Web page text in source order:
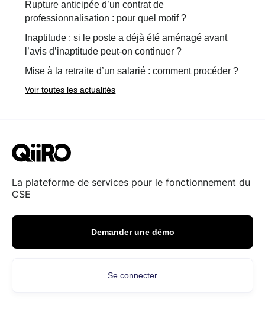
Rupture anticipée d’un contrat de
professionnalisation : pour quel motif ?
Inaptitude : si le poste a déjà été aménagé avant
l’avis d’inaptitude peut-on continuer ?
Mise à la retraite d’un salarié : comment procéder ?
Voir toutes les actualités
La plateforme de services pour le fonctionnement du
CSE
Demander une démo
Se connecter